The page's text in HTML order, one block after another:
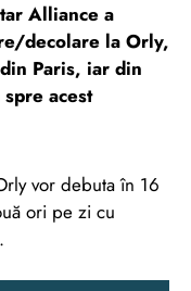
Alliance a
decolare la Orly,
Paris, iar din
acest
vor debuta în 16
ori pe zi cu